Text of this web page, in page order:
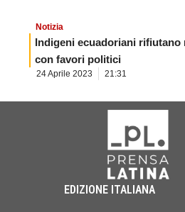
Notizia
Indigeni ecuadoriani rifiutano
con favori politici
24 Aprile 2023 21:31
EDIZIONE ITALIANA